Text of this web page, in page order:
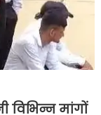
मांगों